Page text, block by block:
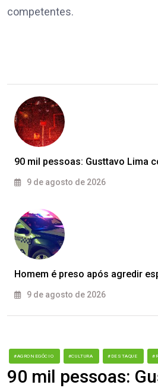
competentes.
90 mil pessoas: Gusttavo Lima
9 de agosto de 2026
Homem é preso após agredir
9 de agosto de 2026
#AGRONEGÓCIO #CULTURA #DESTAQUE
90 mil pessoas: